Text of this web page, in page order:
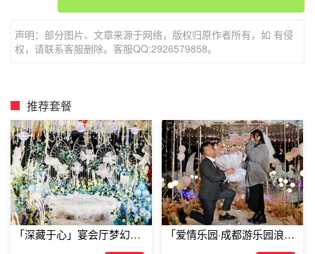
生活之中，我们用来整理自己仪表形象的镜子，在求婚的时
候，也可以有大的用处，在某一天清晨，在她醒来之前，用
在她醒来的时候，你带她来到梳妆台，在她有些迷糊惊讶的
时候，单膝跪地拿出戒指，一定可以听到你要的答案。
声明：部分图片、文章来源于网络，版权归原作者所有，如 有侵
权，请联系客服删除。客服QQ:2926579858。
推荐套餐
「深藏于心」宴会厅梦幻主
「爱情乐园·成都游乐园浪漫